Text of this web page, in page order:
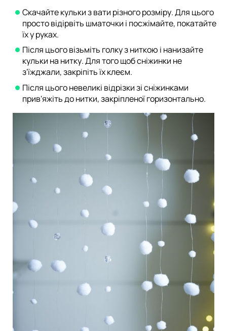
Скачайте кульки з вати різного розміру. Для цього
просто відірвіть шматочки і посжімайте, покатайте
їх у руках.
Після цього візьміть голку з ниткою і нанизайте
кульки на нитку. Для того щоб сніжинки не
з'їжджали, закріпіть їх клеєм.
Після цього невеликі відрізки зі сніжинками
прив'яжіть до нитки, закріпленої горизонтально.